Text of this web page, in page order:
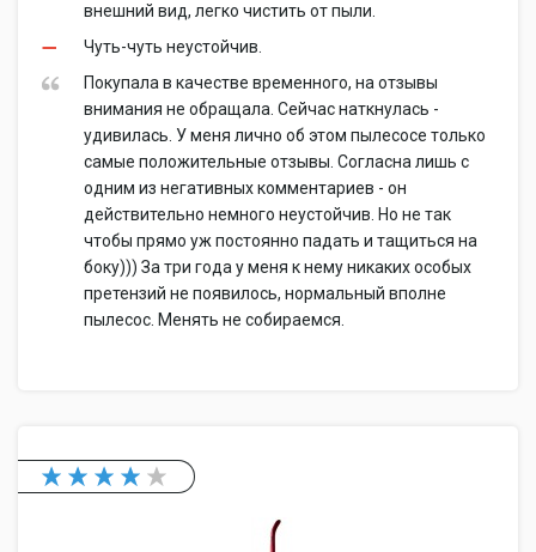
внешний вид, легко чистить от пыли.
Чуть-чуть неустойчив.
Покупала в качестве временного, на отзывы
внимания не обращала. Сейчас наткнулась -
удивилась. У меня лично об этом пылесосе только
самые положительные отзывы. Согласна лишь с
одним из негативных комментариев - он
действительно немного неустойчив. Но не так
чтобы прямо уж постоянно падать и тащиться на
боку))) За три года у меня к нему никаких особых
претензий не появилось, нормальный вполне
пылесос. Менять не собираемся.